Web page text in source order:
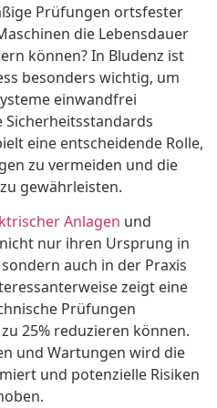
Prüfungen ortsfester
die Lebensdauer
können? In Bludenz ist
besonders wichtig, um
einwandfrei
eine entscheidende Rolle,
zu vermeiden und die
gewährleisten.
Anlagen und
nur ihren Ursprung in
auch in der Praxis
zeigt eine
Prüfungen
25% reduzieren können.
und Wartungen wird die
und potenzielle Risiken